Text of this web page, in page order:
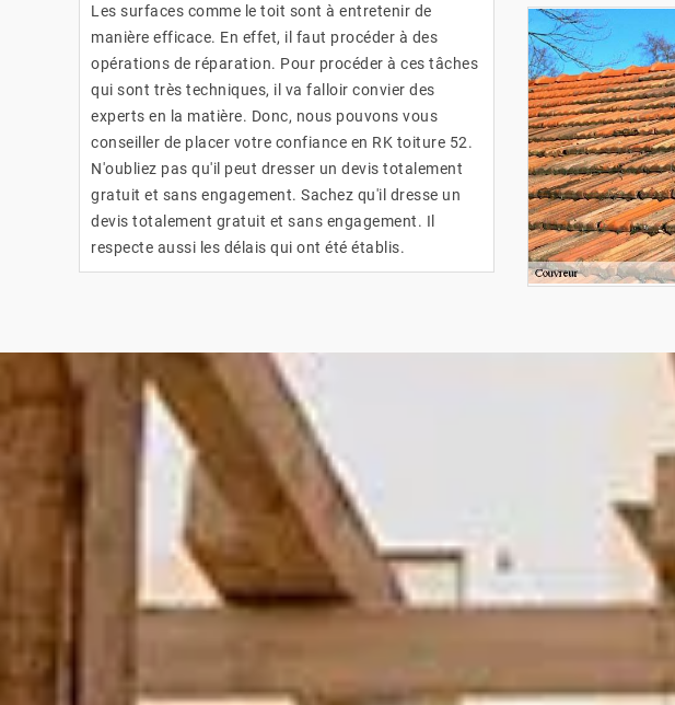
Les surfaces comme le toit sont à entretenir de
manière efficace. En effet, il faut procéder à des
opérations de réparation. Pour procéder à ces tâches
qui sont très techniques, il va falloir convier des
experts en la matière. Donc, nous pouvons vous
conseiller de placer votre confiance en RK toiture 52.
N'oubliez pas qu'il peut dresser un devis totalement
gratuit et sans engagement. Sachez qu'il dresse un
devis totalement gratuit et sans engagement. Il
respecte aussi les délais qui ont été établis.